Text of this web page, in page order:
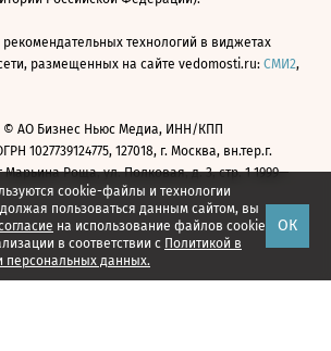
cookie-файлы и технологии
пользоваться данным сайтом, вы
на использование файлов cookie
в соответствии с Политикой в
персональных данных.
ОК
технологий в виджетах
размещенных на сайте vedomosti.ru: СМИ2,
АО Бизнес Ньюс Медиа, ИНН/КПП
1027739124775, 127018, г. Москва, вн.тер.г.
Роща, ул. Полковая, д. 3, стр. 1 1999—